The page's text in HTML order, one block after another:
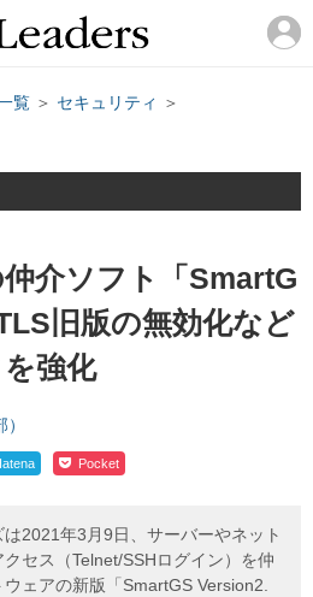
覧 ＞ セキュリティ
＞
介ソフト「SmartG
旧版の無効化など
強化
Pocket
2021年3月9日、サーバーやネット
セス（Telnet/SSHログイン）を仲
ェアの新版「SmartGS Version2.